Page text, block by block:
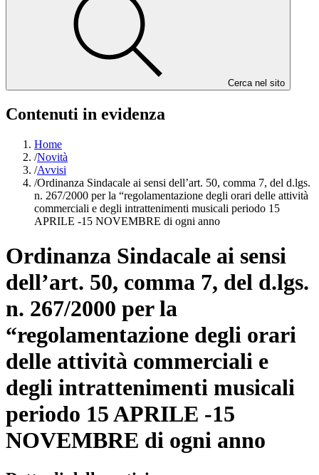
Cerca nel sito
Contenuti in evidenza
Home
/Novità
/Avvisi
/Ordinanza Sindacale ai sensi dell’art. 50, comma 7, del d.lgs.
n. 267/2000 per la “regolamentazione degli orari delle attività
commerciali e degli intrattenimenti musicali periodo 15
APRILE -15 NOVEMBRE di ogni anno
Ordinanza Sindacale ai sensi
dell’art. 50, comma 7, del d.lgs.
n. 267/2000 per la
“regolamentazione degli orari
delle attività commerciali e
degli intrattenimenti musicali
periodo 15 APRILE -15
NOVEMBRE di ogni anno